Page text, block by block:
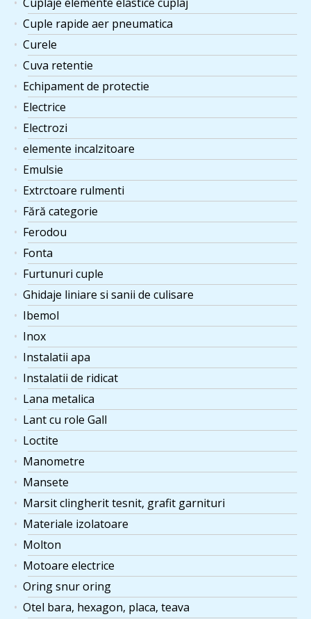
×
Curea HTD 8 M 1280
mm Optibelt latime 30
mm.
1 ×
×
Bara bronz laminat
CuSn12 rotund diametrul
26 mm, lungime 1 m, 5,2
kg.
753lei
×
Efectuare alezaj și canal
de până toată de lanț ,
până 14 mm.
1 ×
×
Acoperire cu poliuretan
101lei
×
Maner ajustabil material
plastic cu surub A583-52
bucati.
×
Acoperire cu poliuretan
rola senila tractor
D700xd660x260mm.
1 ×
×
Bară teflon grafitat
,PTFE grafitat Fi 70 x 150
mm, preț pe bucată.
1 ×
×
10x08x1000 mm C43K
(alezaj standard 30-38).
165lei
×
urechi textile MF ID 400
lungime 2 m, portanta
4000 kg, Gutman H, preț
pe bucată.
108lei
Cuple rapide aer pneumatica
Curele
Cuva retentie
Echipament de protectie
Electrice
Electrozi
elemente incalzitoare
Emulsie
Extrctoare rulmenti
Fără categorie
Ferodou
Fonta
Furtunuri cuple
Ghidaje liniare si sanii de culisare
Ibemol
Inox
Instalatii apa
Instalatii de ridicat
Lana metalica
Lant cu role Gall
Loctite
Manometre
Mansete
Marsit clingherit tesnit, grafit garnituri
Materiale izolatoare
Molton
Motoare electrice
Oring snur oring
Otel bara, hexagon, placa, teava